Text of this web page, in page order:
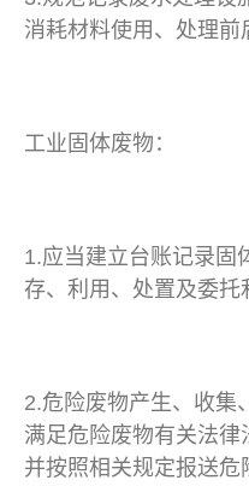
消耗材料使用、处理前
工业固体废物：
1.应当建立台账记录固
存、利用、处置及委托
2.危险废物产生、收集
满足危险废物有关法律
并按照相关规定报送危